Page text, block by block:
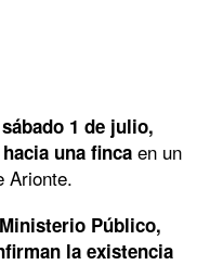
1 de julio,
una finca en un
Arionte.
Público,
la existencia